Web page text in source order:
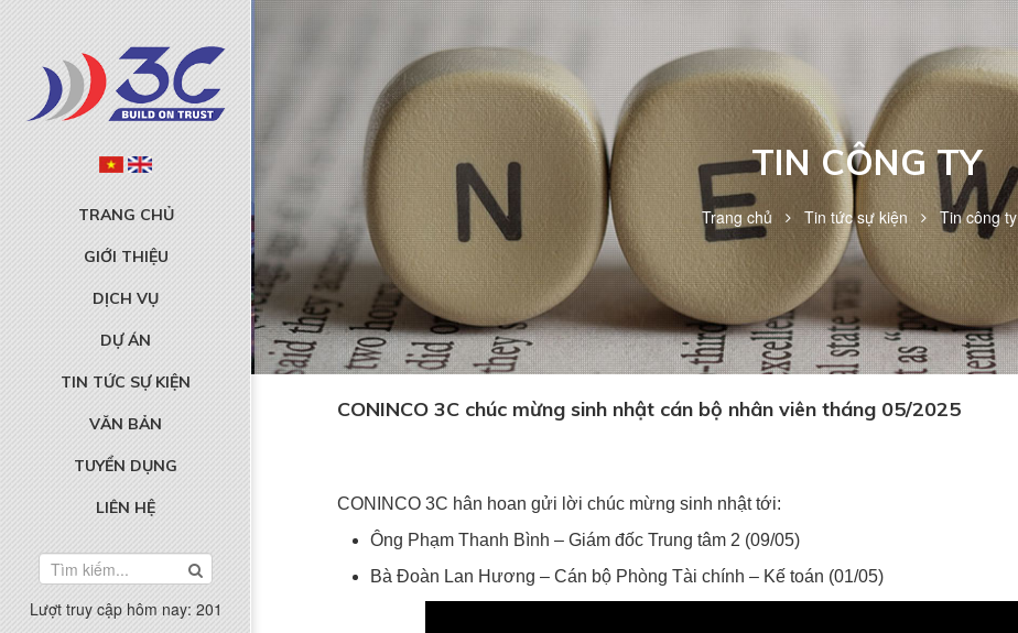
TRANG CHỦ
GIỚI THIỆU
DỊCH VỤ
DỰ ÁN
TIN TỨC SỰ KIỆN
VĂN BẢN
TUYỂN DỤNG
LIÊN HỆ
Lượt truy cập hôm nay: 201
TIN CÔNG TY
Trang chủ Tin tức sự kiện Tin công ty
CONINCO 3C chúc mừng sinh nhật cán bộ nhân viên tháng 05/2025
CONINCO 3C hân hoan gửi lời chúc mừng sinh nhật tới:
Ông Phạm Thanh Bình – Giám đốc Trung tâm 2 (09/05)
Bà Đoàn Lan Hương – Cán bộ Phòng Tài chính – Kế toán (01/05)